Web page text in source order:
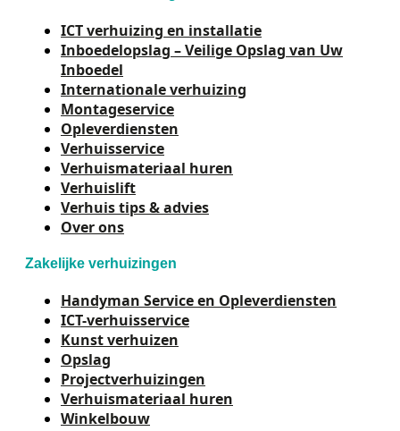
ICT verhuizing en installatie
Inboedelopslag – Veilige Opslag van Uw
Inboedel
Internationale verhuizing
Montageservice
Opleverdiensten
Verhuisservice
Verhuismateriaal huren
Verhuislift
Verhuis tips & advies
Over ons
Zakelijke verhuizingen
Handyman Service en Opleverdiensten
ICT-verhuisservice
Kunst verhuizen
Opslag
Projectverhuizingen
Verhuismateriaal huren
Winkelbouw